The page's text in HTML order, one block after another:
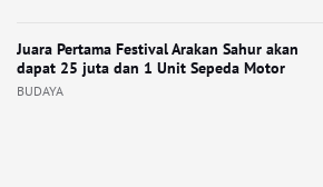
Juara Pertama Festival Arakan Sahur akan
dapat 25 juta dan 1 Unit Sepeda Motor
BUDAYA